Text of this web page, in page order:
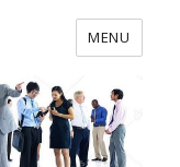
MENU